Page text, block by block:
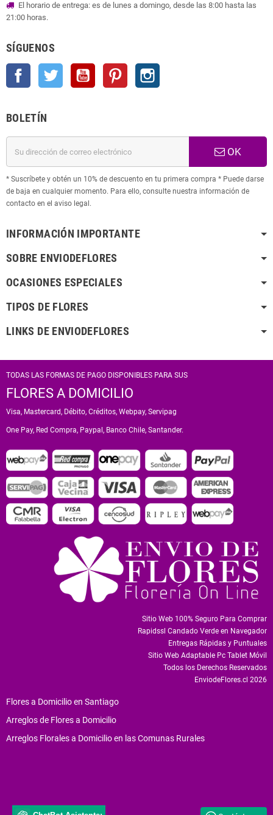
El horario de entrega: es de lunes a domingo, desde las 8:00 hasta las
21:00 horas.
SÍGUENOS
Facebook Twitter YouTube Pinterest
BOLETÍN
OK
* Suscríbete y obtén un 10% de descuento en tu primera compra * Puede darse
de baja en cualquier momento. Para ello, consulte nuestra información de
contacto en el aviso legal.
INFORMACIÓN IMPORTANTE
SOBRE ENVIODEFLORES
OCASIONES ESPECIALES
TIPOS DE FLORES
LINKS DE ENVIODEFLORES
TODAS LAS FORMAS DE PAGO DISPONIBLES PARA SUS
FLORES A DOMICILIO
Visa, Mastercard, Débito, Créditos, Webpay, Servipag
One Pay, Red Compra, Paypal, Banco Chile, Santander.
Sitio Web 100% Seguro Para Comprar
Rapidssl Candado Verde en Navegador
Entregas Rápidas y Puntuales
Sitio Web Adaptable Pc Tablet Móvil
Todos los Derechos Reservados
EnviodeFlores.cl 2026
Flores a Domicilio en Santiago
Arreglos de Flores a Domicilio
Arreglos Florales a Domicilio en las Comunas Rurales